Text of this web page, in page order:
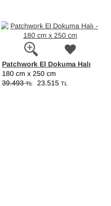
Patchwork El Dokuma Halı
180 cm x 250 cm
39.493TL 23.515 TL